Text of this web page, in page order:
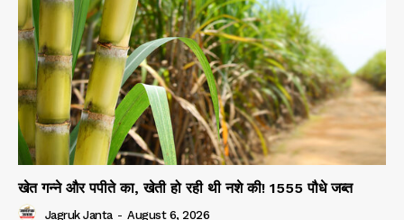
खेत गन्ने और पपीते का, खेती हो रही थी नशे की! 1555 पौधे जब्त
Jagruk Janta - August 6, 2026